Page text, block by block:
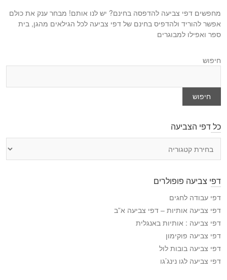
מחפשים דפי צביעה להדפסה בחינם? יש לנו אותם! מבחר ענק את כולם
אפשר להוריד ולהדפיס בחינם של דפי צביעה לכל הגילאים מהגן, בית
ספר ואפילו למבוגרים
חיפוש
חיפוש
כל דפי הצביעה
י
ה
צ
י
ע
ה
דפי צביעה פופולרים
דפי עבודה לחגים
דפי צביעה אותיות – דפי צביעה א”ב
דפי צביעה : אותיות באנגלית
דפי צביעה פוקימון
דפי צביעה בובות לול
דפי צביעה לגו נינג’גו